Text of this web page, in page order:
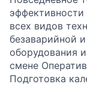
всех видов
безаварийной
оборудования
смене
Подготовка